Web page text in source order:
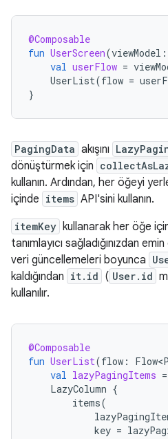
@Composable
fun UserScreen(viewModel :
val userFlow =
UserList(flow =
}
PagingData akışını
dönüştürmek için
kullanın. Ardından, her öğeyi
içinde items API'sini kullanın.
itemKey kullanarak her öğe
tanımlayıcı sağladığınızdan
veri güncellemeleri boyunca
kaldığından it.id ( User.id
kullanılır.
@Composable
fun UserList(flow :
val lazyPagingItems =
LazyColumn {
items(
key =